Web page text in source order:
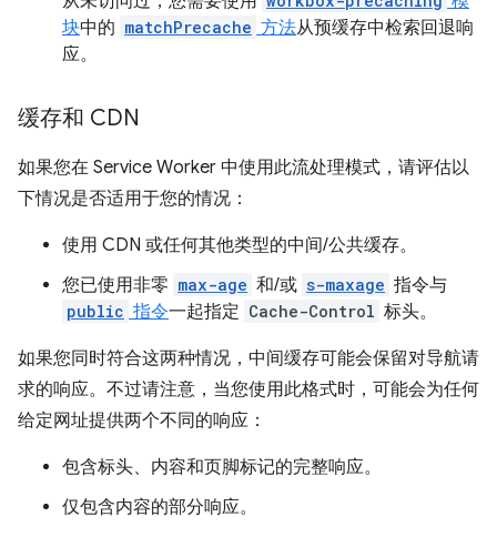
块中的 matchPrecache 方法从预缓存中检索回退响
应。
缓存和 CDN
如果您在 Service Worker 中使用此流处理模式，请评估以
下情况是否适用于您的情况：
使用 CDN 或任何其他类型的中间/公共缓存。
您已使用非零 max-age 和/或 s-maxage 指令与
public 指令一起指定 Cache-Control 标头。
如果您同时符合这两种情况，中间缓存可能会保留对导航请
求的响应。不过请注意，当您使用此格式时，可能会为任何
给定网址提供两个不同的响应：
包含标头、内容和页脚标记的完整响应。
仅包含内容的部分响应。